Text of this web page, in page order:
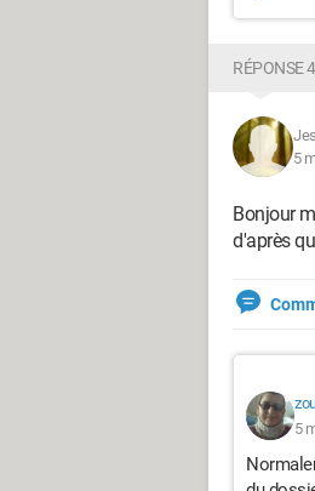
RÉPONSE
5
Bonjour
d'après
5